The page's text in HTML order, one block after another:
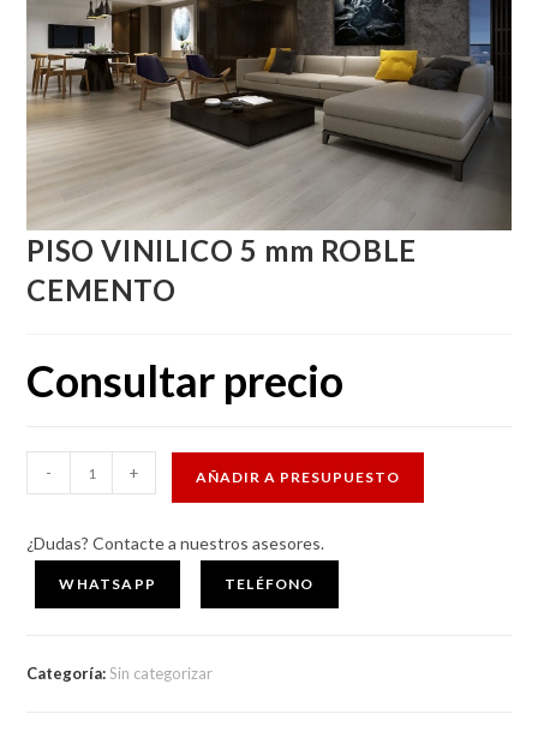
PISO VINILICO 5 mm ROBLE
CEMENTO
Consultar precio
VINILICO
mm
ROBLE
CEMENTO
- + AÑADIR A PRESUPUESTO
¿Dudas? Contacte a nuestros asesores.
WHATSAPP TELÉFONO
Categoría:Sin categorizar